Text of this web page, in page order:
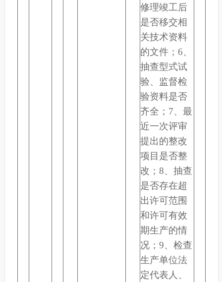
修理竣工后
是否移交相
关技术资料
的文件；6、
抽查型式试
验、监督检
验资料是否
齐全；7、最
近一次评审
提出的整改
项目是否整
改；8、抽查
是否存在超
出许可范围
和许可有效
期生产的情
况；9、检查
生产单位法
定代表人、